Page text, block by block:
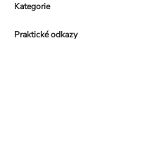
Kategorie
Praktické odkazy